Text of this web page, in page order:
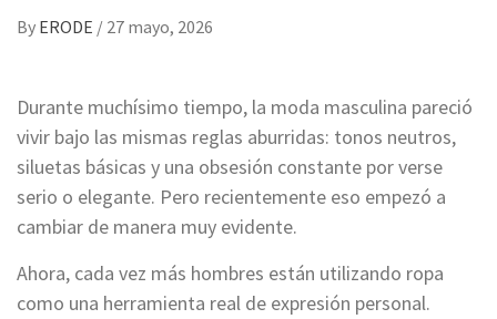
By ERODE / 27 mayo, 2026
Durante muchísimo tiempo, la moda masculina pareció
vivir bajo las mismas reglas aburridas: tonos neutros,
siluetas básicas y una obsesión constante por verse
serio o elegante. Pero recientemente eso empezó a
cambiar de manera muy evidente.
Ahora, cada vez más hombres están utilizando ropa
como una herramienta real de expresión personal.